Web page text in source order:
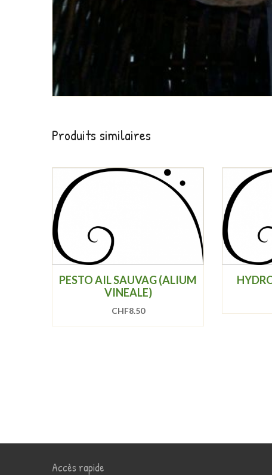
Produits similaires
PESTO AIL SAUVAG (ALIUM
VINEALE)
CHF8.50
Accès rapide